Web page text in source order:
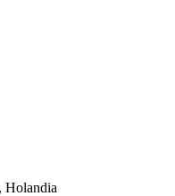
Holandia